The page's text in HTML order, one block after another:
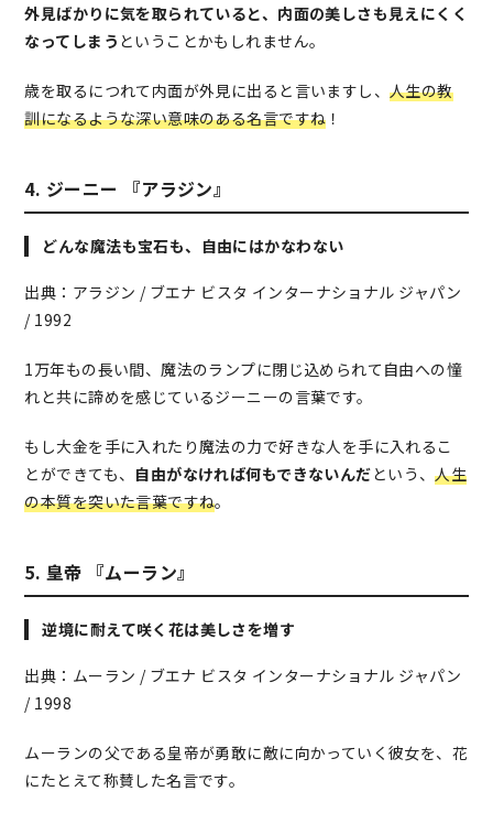
外見ばかりに気を取られていると、内面の美しさも見えにくく
なってしまう ということかもしれません。
歳を取るにつれて内面が外見に出ると言いますし、人生の教
訓になるような深い意味のある名言ですね ！
4. ジーニー 『アラジン』
どんな魔法も宝石も、自由にはかなわない
出典：アラジン / ブエナ ビスタ インターナショナル ジャパン
/ 1992
1万年もの長い間、魔法のランプに閉じ込められて自由への憧
れと共に諦めを感じているジーニーの言葉です。
もし大金を手に入れたり魔法の力で好きな人を手に入れるこ
とができても、 自由がなければ何もできないんだという、人生
の本質を突いた言葉ですね。
5. 皇帝 『ムーラン』
逆境に耐えて咲く花は美しさを増す
出典：ムーラン / ブエナ ビスタ インターナショナル ジャパン
/ 1998
ムーランの父である皇帝が勇敢に敵に向かっていく彼女を、花
にたとえて称賛した名言です。